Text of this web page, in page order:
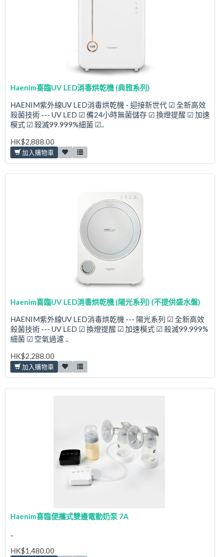
Haenim喜臨UV LED消毒烘乾機 (典雅系列)
HAENIM紫外線UV LED消毒烘乾機 - 迎接新世代 ☑ 全新高效
殺菌技術 --- UV LED ☑ 備24小時無菌儲存 ☑ 換燈提醒 ☑ 加速
模式 ☑ 殺滅99.999%細菌 ☑..
HK$2,888.00
加入購物車
Haenim喜臨UV LED消毒烘乾機 (陽光系列) (不提供盛水盤)
HAENIM紫外線UV LED消毒烘乾機 --- 陽光系列 ☑ 全新高效
殺菌技術 --- UV LED ☑ 換燈提醒 ☑ 加速模式 ☑ 殺滅99.999%
細菌 ☑ 空氣過濾 ..
HK$2,288.00
加入購物車
Haenim喜臨便攜式雙邊電動奶泵 7A
..
HK$1,480.00